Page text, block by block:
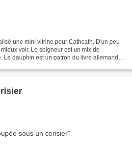
une mini vitrine pour Cathcath. D'un peu
voir. Le soigneur est un mix de
Le dauphin est un patron du livre allemand